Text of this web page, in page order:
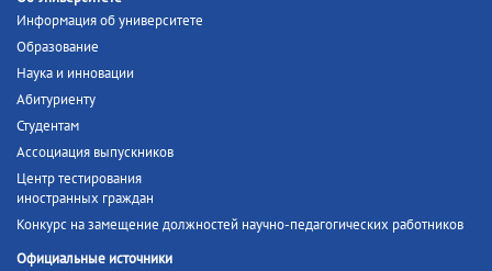
Информация об университете
Образование
Наука и инновации
Абитуриенту
Студентам
Ассоциация выпускников
Центр тестирования
иностранных граждан
Конкурс на замещение должностей научно-педагогических работников
Официальные источники